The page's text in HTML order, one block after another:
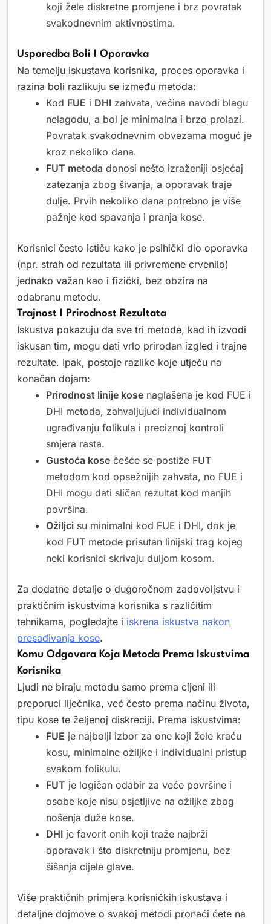
koji žele diskretne promjene i brz povratak
svakodnevnim aktivnostima.
Usporedba Boli I Oporavka
Na temelju iskustava korisnika, proces oporavka i
razina boli razlikuju se između metoda:
Kod FUE i DHI zahvata, većina navodi blagu
nelagodu, a bol je minimalna i brzo prolazi.
Povratak svakodnevnim obvezama moguć je
kroz nekoliko dana.
FUT metoda donosi nešto izraženiji osjećaj
zatezanja zbog šivanja, a oporavak traje
dulje. Prvih nekoliko dana potrebno je više
pažnje kod spavanja i pranja kose.
Korisnici često ističu kako je psihički dio oporavka
(npr. strah od rezultata ili privremene crvenilo)
jednako važan kao i fizički, bez obzira na
odabranu metodu.
Trajnost I Prirodnost Rezultata
Iskustva pokazuju da sve tri metode, kad ih izvodi
iskusan tim, mogu dati vrlo prirodan izgled i trajne
rezultate. Ipak, postoje razlike koje utječu na
konačan dojam:
Prirodnost linije kose naglašena je kod FUE i
DHI metoda, zahvaljujući individualnom
ugrađivanju folikula i preciznoj kontroli
smjera rasta.
Gustoća kose češće se postiže FUT
metodom kod opsežnijih zahvata, no FUE i
DHI mogu dati sličan rezultat kod manjih
površina.
Ožiljci su minimalni kod FUE i DHI, dok je
kod FUT metode prisutan linijski trag kojeg
neki korisnici skrivaju duljom kosom.
Za dodatne detalje o dugoročnom zadovoljstvu i
praktičnim iskustvima korisnika s različitim
tehnikama, pogledajte i iskrena iskustva nakon
presađivanja kose.
Komu Odgovara Koja Metoda Prema Iskustvima
Korisnika
Ljudi ne biraju metodu samo prema cijeni ili
preporuci liječnika, već često prema načinu života,
tipu kose te željenoj diskreciji. Prema iskustvima:
FUE je najbolji izbor za one koji žele kraću
kosu, minimalne ožiljke i individualni pristup
svakom folikulu.
FUT je logičan odabir za veće površine i
osobe koje nisu osjetljive na ožiljke zbog
nošenja duže kose.
DHI je favorit onih koji traže najbrži
oporavak i što diskretniju promjenu, bez
šišanja cijele glave.
Više praktičnih primjera korisničkih iskustava i
detaljne dojmove o svakoj metodi pronaći ćete na